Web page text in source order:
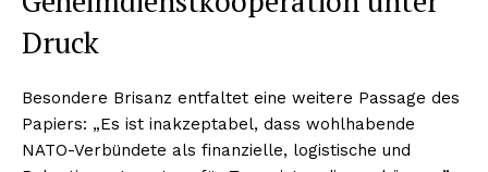
Druck
Besondere Brisanz entfaltet eine weitere Passage des
Papiers: „Es ist inakzeptabel, dass wohlhabende
NATO-Verbündete als finanzielle, logistische und